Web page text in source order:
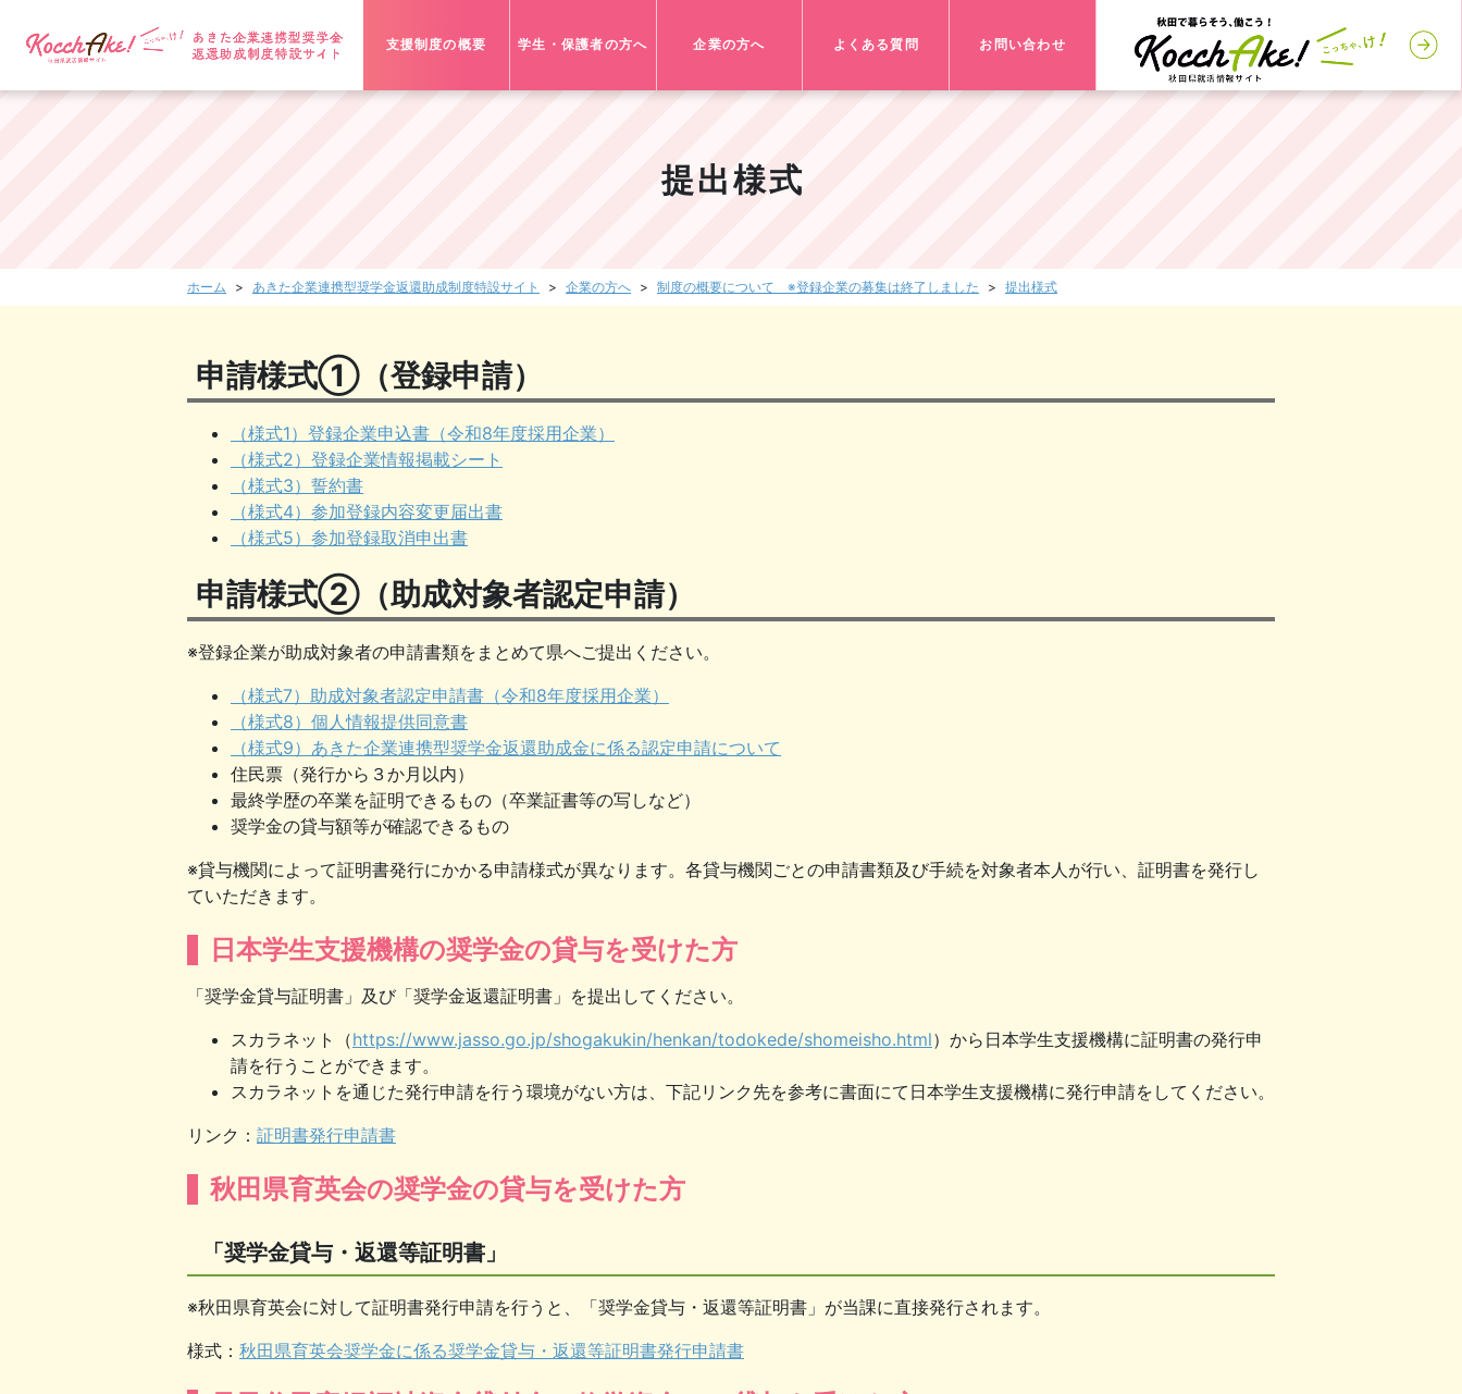
支援制度の概要 学生・保護者の方へ 企業の方へ よくある質問 お問い合わせ
提出様式
ホーム あきた企業連携型奨学金返還助成制度特設サイト 企業の方へ 制度の概要について ※登録企業の募集は終了しました 提出様式
申請様式①（登録申請）
（様式1）登録企業申込書（令和8年度採用企業）
（様式2）登録企業情報掲載シート
（様式3）誓約書
（様式4）参加登録内容変更届出書
（様式5）参加登録取消申出書
申請様式②（助成対象者認定申請）
※登録企業が助成対象者の申請書類をまとめて県へご提出ください。
（様式7）助成対象者認定申請書（令和8年度採用企業）
（様式8）個人情報提供同意書
（様式9）あきた企業連携型奨学金返還助成金に係る認定申請について
住民票（発行から３か月以内）
最終学歴の卒業を証明できるもの（卒業証書等の写しなど）
奨学金の貸与額等が確認できるもの
※貸与機関によって証明書発行にかかる申請様式が異なります。各貸与機関ごとの申請書類及び手続を対象者本人が行い、証明書を発行し
ていただきます。
日本学生支援機構の奨学金の貸与を受けた方
「奨学金貸与証明書」及び「奨学金返還証明書」を提出してください。
スカラネット（https://www.jasso.go.jp/shogakukin/henkan/todokede/shomeisho.html）から日本学生支援機構に証明書の発行申
請を行うことができます。
スカラネットを通じた発行申請を行う環境がない方は、下記リンク先を参考に書面にて日本学生支援機構に発行申請をしてください。
リンク： 証明書発行申請書
秋田県育英会の奨学金の貸与を受けた方
「奨学金貸与・返還等証明書」
※秋田県育英会に対して証明書発行申請を行うと、「奨学金貸与・返還等証明書」が当課に直接発行されます。
様式： 秋田県育英会奨学金に係る奨学金貸与・返還等証明書発行申請書